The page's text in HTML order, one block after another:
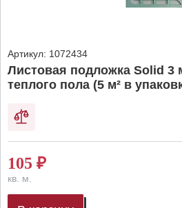
Артикул: 1072434
Листовая подложка Solid 3
теплого пола (5 м² в
105 ₽
кв. м.